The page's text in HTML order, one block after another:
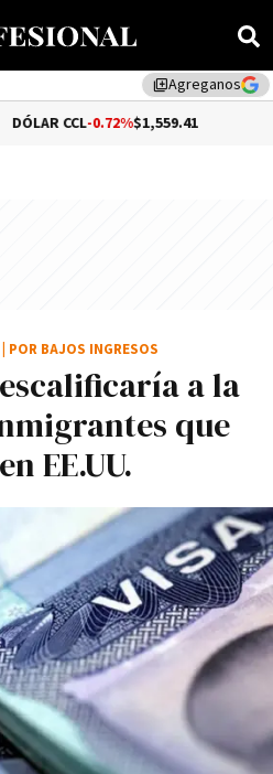
library_addAgreganos
-0.72%$1,559.41
a la
que
EE.UU.
POR BAJOS INGRESOS